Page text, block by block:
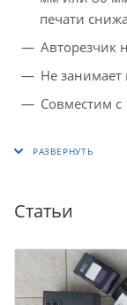
печати
Авторезчик
Не занимает
Совместим с
Статьи